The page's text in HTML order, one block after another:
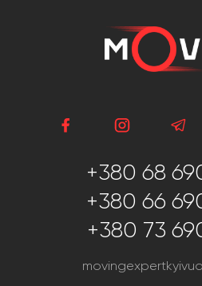
+380 68
+380 66
+380 73